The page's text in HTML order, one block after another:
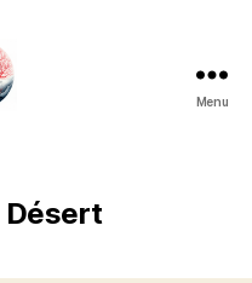
Menu
Désert